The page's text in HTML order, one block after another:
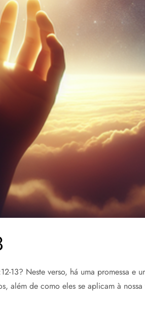
13? Neste verso, há uma promessa e
além de como eles se aplicam à